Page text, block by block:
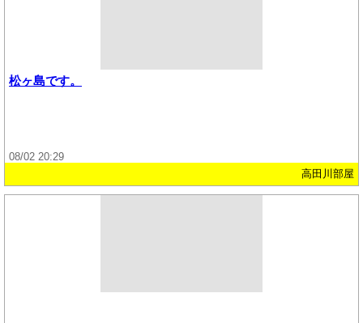
松ヶ島です。
08/02 20:29
高田川部屋